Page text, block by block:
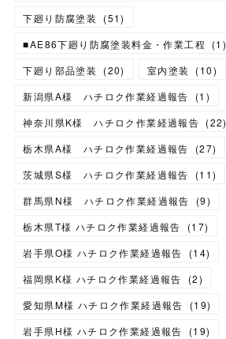
下廻り防腐塗装
(51)
■AE86下廻り防腐塗装料金・作業工程
(1 )
下廻り部品塗装
(20) 室内塗装 (10)
新潟県A様 ハチロク作業経過報告
(1 )
神奈川県K様 ハチロク作業経過報告 (22)
栃木県A様 ハチロク作業経過報告
(27)
茨城県S様 ハチロク作業経過報告
(11)
群馬県N様 ハチロク作業経過報告
(9)
栃木県T様 ハチロク作業経過報告
(17)
岩手県O様 ハチロク作業経過報告
(14)
福岡県K様 ハチロク作業経過報告
(2)
愛知県M様 ハチロク作業経過報告
(19)
岩手県H様 ハチロク作業経過報告
(19)